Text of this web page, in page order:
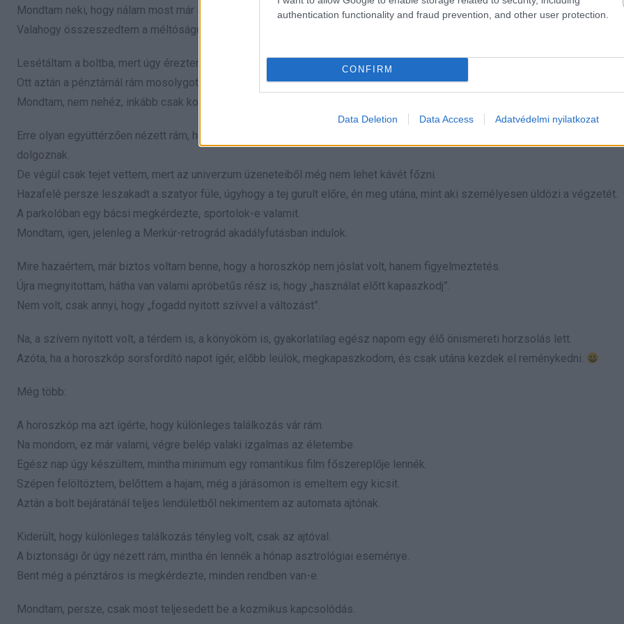
authentication functionality and fraud prevention, and other user protection.
CONFIRM
Data Deletion Data Access Adatvédelmi nyilatkozat
Mondtam neki, hogy nálam most már semmi nem véletlen, még a gravitáció sem.
Valahogy összeszedtem a méltóságom maradékát, ami körülbelül egy fél papucsban és egy sértett tekintetben merült ki.
Lesétáltam a boltba, mert úgy éreztem, egy sorsfordító naphoz legalább egy kakaós csiga dukál.
Ott aztán a pénztárnál rám mosolygott a kasszás, és megkérdezte, nehéz reggelem van-e.
Mondtam, nem nehéz, inkább csak kozmikusan túlterhelt.
Erre olyan együttérzően nézett rám, hogy majdnem vettem mellé egy kaparós sorsjegyet is, hátha a csillagok teljes
dolgoznak.
De végül csak tejet vettem, mert az univerzum üzeneteiből még nem lehet kávét főzni.
Hazafelé persze leszakadt a szatyor füle, úgyhogy a tej gurult előre, én meg utána, mint aki személyesen üldözi a végzetét.
A parkolóban egy bácsi megkérdezte, sportolok-e valamit.
Mondtam, igen, jelenleg a Merkúr-retrográd akadályfutásban indulok.
Mire hazaértem, már biztos voltam benne, hogy a horoszkóp nem jóslat volt, hanem figyelmeztetés.
Újra megnyitottam, hátha van valami apróbetűs rész is, hogy „használat előtt kapaszkodj”.
Nem volt, csak annyi, hogy „fogadd nyitott szívvel a változást”.
Na, a szívem nyitott volt, a térdem is, a könyököm is, gyakorlatilag egész napom egy élő önismereti horzsolás lett.
Azóta, ha a horoszkóp sorsfordító napot ígér, előbb leülök, megkapaszkodom, és csak utána kezdek el reménykedni.
Még több:
A horoszkóp ma azt ígérte, hogy különleges találkozás vár rám.
Na mondom, ez már valami, végre belép valaki izgalmas az életembe.
Egész nap úgy készültem, mintha minimum egy romantikus film főszereplője lennék.
Szépen felöltöztem, belőttem a hajam, még a járásomon is emeltem egy kicsit.
Aztán a bolt bejáratánál teljes lendületből nekimentem az automata ajtónak.
Kiderült, hogy különleges találkozás tényleg volt, csak az ajtóval.
A biztonsági őr úgy nézett rám, mintha én lennék a hónap asztrológiai eseménye.
Bent még a pénztáros is megkérdezte, minden rendben van-e.
Mondtam, persze, csak most teljesedett be a kozmikus kapcsolódás.